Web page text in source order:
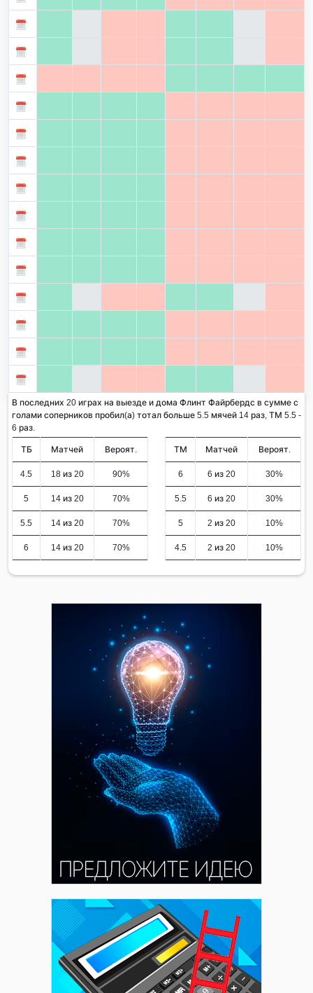
В последних 20 играх на выезде и дома Флинт Файрбердс в сумме с
голами соперников пробил(а) тотал больше 5.5 мячей 14 раз, ТМ 5.5 -
6 раз.
ТБ Матчей Вероят.
4.5 18 из 20 90%
5 14 из 20 70%
5.5 14 из 20 70%
6 14 из 20 70%
ТМ Матчей Вероят.
6 6 из 20 30%
5.5 6 из 20 30%
5 2 из 20 10%
4.5 2 из 20 10%